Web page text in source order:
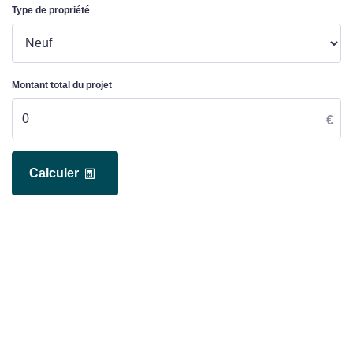
Type de propriété
Montant total du projet
€
Calculer